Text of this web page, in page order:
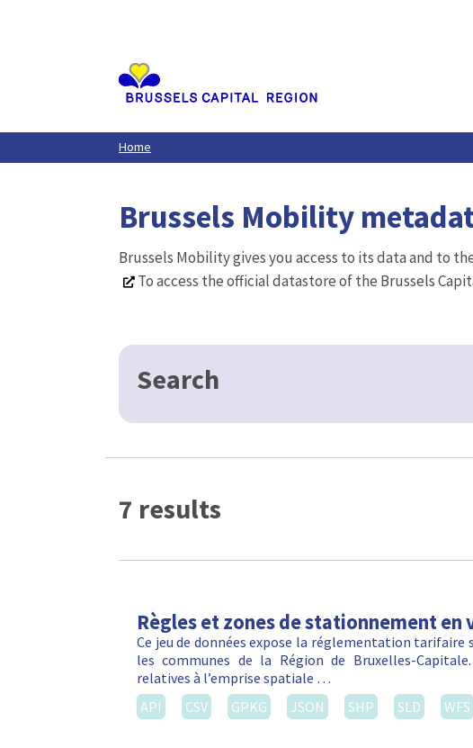
Home
Brussels Mobility
Brussels Mobility gives you access to its data and to
To access the official datastore of the Brussels
Search
7 results
Règles et zones de stationnement en
Ce jeu de données expose la réglementation
les communes de la Région de Bruxelles-
relatives à l’emprise spatiale …
API
CSV GPKG JSON SHP SLD WFS